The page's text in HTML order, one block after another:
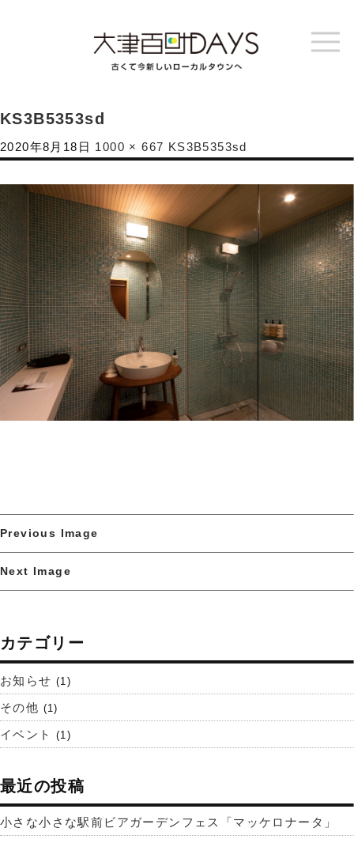
KS3B5353sd
2020年8月18日 1000 × 667 KS3B5353sd
Previous Image
Next Image
カテゴリー
お知らせ (1)
その他 (1)
イベント (1)
最近の投稿
小さな小さな駅前ビアガーデンフェス「マッケロナータ」